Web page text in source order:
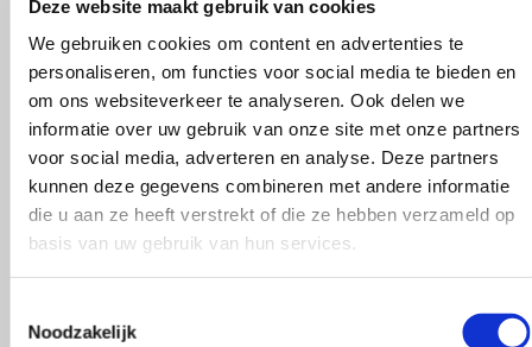
Deze website maakt gebruik van cookies
We gebruiken cookies om content en advertenties te
personaliseren, om functies voor social media te bieden en
om ons websiteverkeer te analyseren. Ook delen we
informatie over uw gebruik van onze site met onze partners
voor social media, adverteren en analyse. Deze partners
kunnen deze gegevens combineren met andere informatie
die u aan ze heeft verstrekt of die ze hebben verzameld op
basis van uw gebruik van hun services.
Noodzakelijk
Wat zeggen
onze klanten?
Gezellig